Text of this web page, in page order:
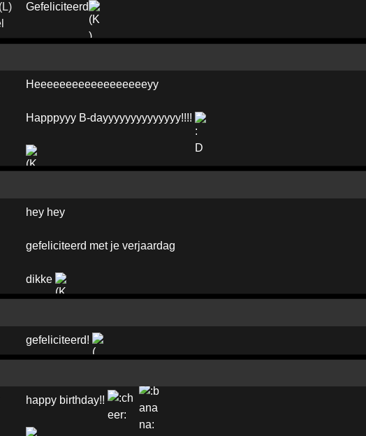
Gefeliciteerd
Heeeeeeeeeeeeeeeeeeyy
Happpyyy B-dayyyyyyyyyyyyyy!!!!
hey hey
gefeliciteerd met je verjaardag
dikke
gefeliciteerd!
happy birthday!!